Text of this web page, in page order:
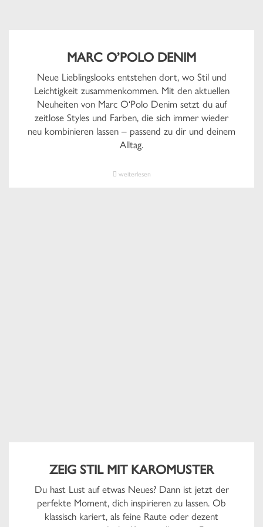
MARC O’POLO DENIM
Neue Lieblingslooks entstehen dort, wo Stil und
Leichtigkeit zusammenkommen. Mit den aktuellen
Neuheiten von Marc O‘Polo Denim setzt du auf
zeitlose Styles und Farben, die sich immer wieder
neu kombinieren lassen – passend zu dir und deinem
Alltag.
weiterlesen
ZEIG STIL MIT KAROMUSTER
Du hast Lust auf etwas Neues? Dann ist jetzt der
perfekte Moment, dich inspirieren zu lassen. Ob
klassisch kariert, als feine Raute oder dezent